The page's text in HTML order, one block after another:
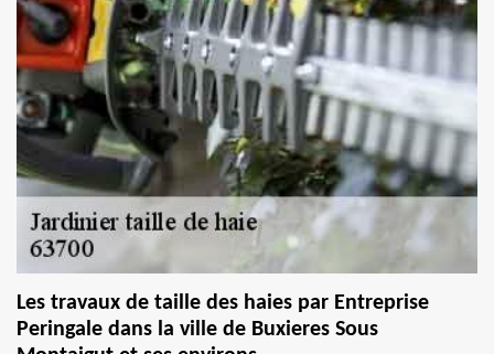
Les travaux de taille des haies par Entreprise
Peringale dans la ville de Buxieres Sous